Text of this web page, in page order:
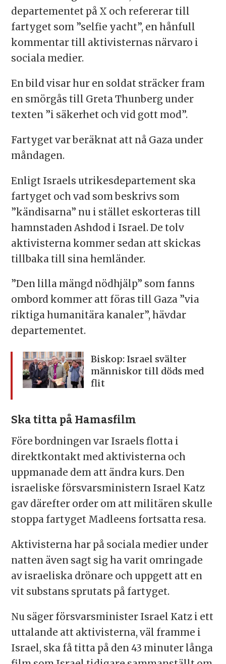
departementet på X och refererar till
fartyget som ”selfie yacht”, en hånfull
kommentar till aktivisternas närvaro i
sociala medier.
En bild visar hur en soldat sträcker fram
en smörgås till Greta Thunberg under
texten ”i säkerhet och vid gott mod”.
Fartyget var beräknat att nå Gaza under
måndagen.
Enligt Israels utrikesdepartement ska
fartyget och vad som beskrivs som
”kändisarna” nu i stället eskorteras till
hamnstaden Ashdod i Israel. De tolv
aktivisterna kommer sedan att skickas
tillbaka till sina hemländer.
”Den lilla mängd nödhjälp” som fanns
ombord kommer att föras till Gaza ”via
riktiga humanitära kanaler”, hävdar
departementet.
Biskop: Israel svälter
människor till döds med
flit
Ska titta på Hamasfilm
Före bordningen var Israels flotta i
direktkontakt med aktivisterna och
uppmanade dem att ändra kurs. Den
israeliske försvarsministern Israel Katz
gav därefter order om att militären skulle
stoppa fartyget Madleens fortsatta resa.
Aktivisterna har på sociala medier under
natten även sagt sig ha varit omringade
av israeliska drönare och uppgett att en
vit substans sprutats på fartyget.
Nu säger försvarsminister Israel Katz i ett
uttalande att aktivisterna, väl framme i
Israel, ska få titta på den 43 minuter långa